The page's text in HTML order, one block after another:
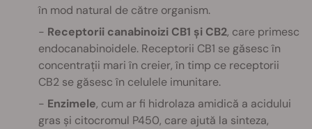
în mod natural de către organism.
Receptorii canabinoizi CB1 și CB2, care primesc
endocanabinoidele. Receptorii CB1 se găsesc în
concentrații mari în creier, în timp ce receptorii
CB2 se găsesc în celulele imunitare.
Enzimele, cum ar fi hidrolaza amidică a acidului
gras și citocromul P450, care ajută la sinteza,